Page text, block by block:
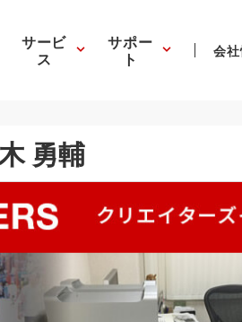
サービ
ス
サポー
ト 会
勇輔